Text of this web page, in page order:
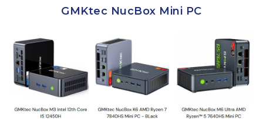
GMKtec NucBox Mini PC